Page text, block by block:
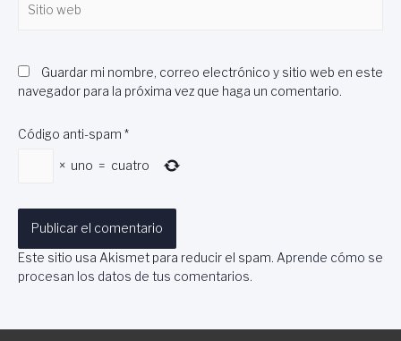
web
Guardar mi nombre, correo electrónico y sitio web en este
navegador para la próxima vez que haga un comentario.
Código anti-spam *
× uno = cuatro
Este sitio usa Akismet para reducir el spam. Aprende cómo se
procesan los datos de tus comentarios.